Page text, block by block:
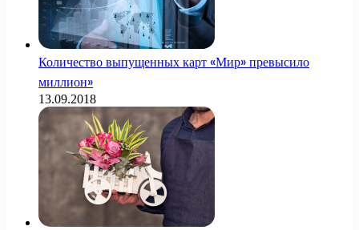
Количество выпущенных карт «Мир» превысило
миллион»
13.09.2018